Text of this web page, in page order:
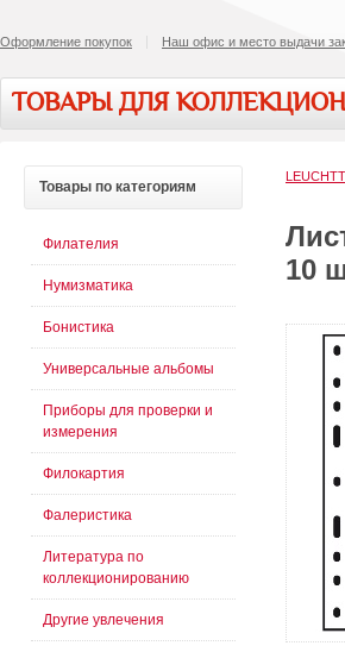
Оформление покупок Наш офис и место выдачи
ТОВАРЫ ДЛЯ
10
Товары по категориям
Филателия
Нумизматика
Бонистика
Универсальные альбомы
Приборы для проверки и
измерения
Филокартия
Фалеристика
Литература по
коллекционированию
Другие увлечения